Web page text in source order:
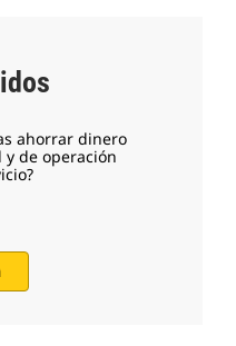
ahorrar dinero
de operación